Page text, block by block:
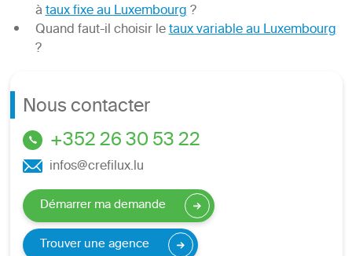
àtaux fixe au Luxembourg?
Quand faut-il choisir letaux variable au Luxembourg
?
Nous contacter
+352 26 30 53 22
infos@crefilux.lu
Démarrer ma demande
Trouver une agence